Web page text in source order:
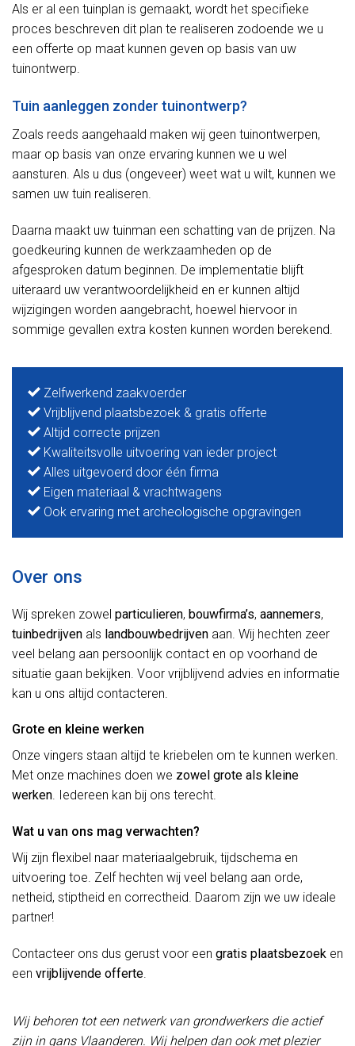
Als er al een tuinplan is gemaakt, wordt het specifieke
proces beschreven dit plan te realiseren zodoende we u
een offerte op maat kunnen geven op basis van uw
tuinontwerp.
Tuin aanleggen zonder tuinontwerp?
Zoals reeds aangehaald maken wij geen tuinontwerpen,
maar op basis van onze ervaring kunnen we u wel
aansturen. Als u dus (ongeveer) weet wat u wilt, kunnen we
samen uw tuin realiseren.
Daarna maakt uw tuinman een schatting van de prijzen. Na
goedkeuring kunnen de werkzaamheden op de
afgesproken datum beginnen. De implementatie blijft
uiteraard uw verantwoordelijkheid en er kunnen altijd
wijzigingen worden aangebracht, hoewel hiervoor in
sommige gevallen extra kosten kunnen worden berekend.
Zelfwerkend zaakvoerder
Vrijblijvend plaatsbezoek & gratis offerte
Altijd correcte prijzen
Kwaliteitsvolle uitvoering van ieder project
Alles uitgevoerd door één firma
Eigen materiaal & vrachtwagens
Ook ervaring met archeologische opgravingen
Over ons
Wij spreken zowel particulieren, bouwfirma’s, aannemers,
tuinbedrijven als landbouwbedrijven aan. Wij hechten zeer
veel belang aan persoonlijk contact en op voorhand de
situatie gaan bekijken. Voor vrijblijvend advies en informatie
kan u ons altijd contacteren.
Grote en kleine werken
Onze vingers staan altijd te kriebelen om te kunnen werken.
Met onze machines doen we zowel grote als kleine
werken. Iedereen kan bij ons terecht.
Wat u van ons mag verwachten?
Wij zijn flexibel naar materiaalgebruik, tijdschema en
uitvoering toe. Zelf hechten wij veel belang aan orde,
netheid, stiptheid en correctheid. Daarom zijn we uw ideale
partner!
Contacteer ons dus gerust voor een gratis plaatsbezoek en
een vrijblijvende offerte.
Wij behoren tot een netwerk van grondwerkers die actief
zijn in gans Vlaanderen. Wij helpen dan ook met plezier